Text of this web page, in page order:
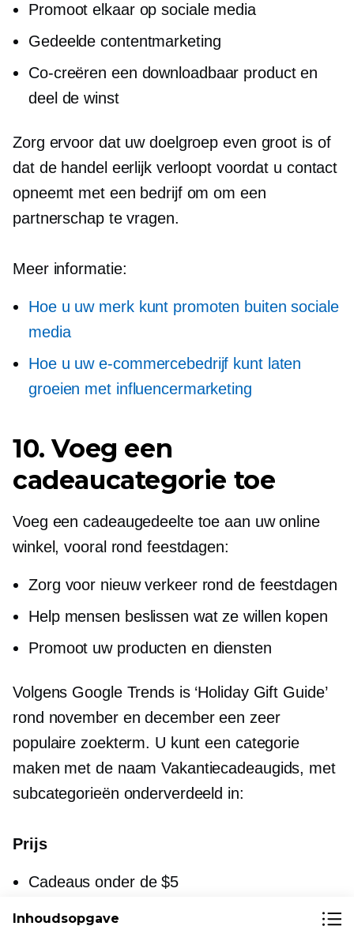
Promoot elkaar op sociale media
Gedeelde contentmarketing
Co-creëren een downloadbaar product en
deel de winst
Zorg ervoor dat uw doelgroep even groot is of
dat de handel eerlijk verloopt voordat u contact
opneemt met een bedrijf om om een ​​
partnerschap te vragen.
Meer informatie:
Hoe u uw merk kunt promoten buiten sociale
media
Hoe u uw e-commercebedrijf kunt laten
groeien met influencermarketing
10. Voeg een
cadeaucategorie toe
Voeg een cadeaugedeelte toe aan uw online
winkel, vooral rond feestdagen:
Zorg voor nieuw verkeer rond de feestdagen
Help mensen beslissen wat ze willen kopen
Promoot uw producten en diensten
Volgens Google Trends is ‘Holiday Gift Guide’
rond november en december een zeer
populaire zoekterm. U kunt een categorie
maken met de naam Vakantiecadeaugids, met
subcategorieën onderverdeeld in:
Prijs
Cadeaus onder de $5
Cadeaus onder de $10
Inhoudsopgave